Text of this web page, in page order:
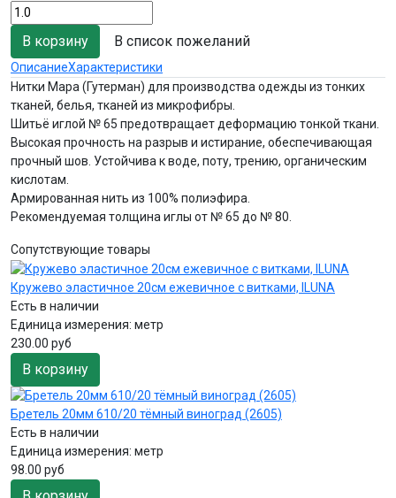
В список пожеланий
ОписаниеХарактеристики
Нитки Мара (Гутерман) для производства одежды из тонких
тканей, белья, тканей из микрофибры.
Шитьё иглой № 65 предотвращает деформацию тонкой ткани.
Высокая прочность на разрыв и истирание, обеспечивающая
прочный шов. Устойчива к воде, поту, трению, органическим
кислотам.
Армированная нить из 100% полиэфира.
Рекомендуемая толщина иглы от № 65 до № 80.
Сопутствующие товары
Кружево эластичное 20см ежевичное с витками, ILUNA
Есть в наличии
Единица измерения: метр
230.00 руб
В корзину
Бретель 20мм 610/20 тёмный виноград (2605)
Есть в наличии
Единица измерения: метр
98.00 руб